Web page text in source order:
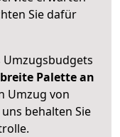
Sie dafür
breite Palette an
Umzug von
behalten Sie